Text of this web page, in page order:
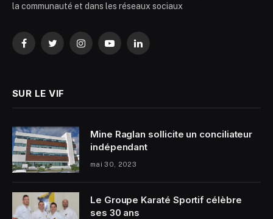
la communauté et dans les réseaux sociaux
FacebookTwitterInstagramYouTubeLinkedIn
SUR LE VIF
Mine Raglan sollicite un conciliateur
indépendant
mai 30, 2023
Le Groupe Karaté Sportif célèbre
ses 30 ans